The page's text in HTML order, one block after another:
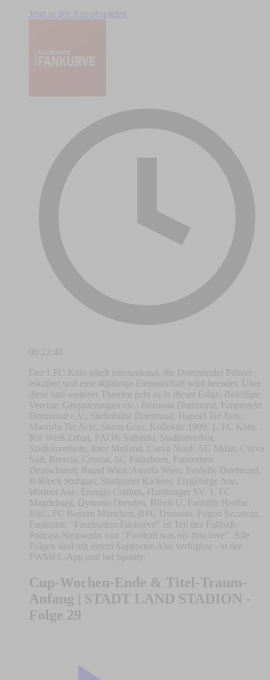
Jetzt in der App abspielen
00:22:48
Der 1.FC Köln spielt international, die Dortmunder Polizei
eskaliert und eine 40jährige Freundschaft wird beendet. Über
diese und weiterer Themen geht es in dieser Folge. Beteiligte
Vereine, Gruppierungen etc.: Borussia Dortmund, Fanprojekt
Dortmund e.V., Südtribüne Dortmund, Hapoel Tel Aviv,
Maccabi Tel Aviv, Sturm Graz, Kollektiv 1909, 1. FC Köln,
Rot Weiß Erfurt, PAOK Saloniki, Stadionverbot,
Stadionverbote, Inter Mailand, Curva Nord, AC Milan, Curva
Sud, Brescia, Cesena, SC Paderborn, Fanszenen
Deutschland, Rapid Wien, Austria Wien, Fanhilfe Dortmund,
B-Block Stuttgart, Stuttgarter Kickers, Erzgebirge Aue,
Wismut Aue, Energie Cottbus, Hamburger SV, 1. FC
Magdeburg, Dynamo Dresden, Block U, Fanhilfe Hertha
BSC, FC Bayern München, BFC Dynamo, Pogon Szczecin,
Fankultur. "Faszination Fankurve" ist Teil des Fußball-
Podcast-Netzwerks von "Football was my first love". Alle
Folgen sind mit einem Supporter-Abo verfügbar - in der
FWMFL-App und bei Spotify.
Cup-Wochen-Ende & Titel-Traum-
Anfang | STADT LAND STADION -
Folge 29